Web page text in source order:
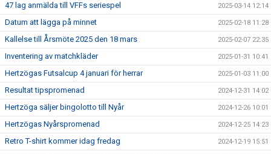
47 lag anmälda till VFFs seriespel 2025-03-14 12:14
Datum att lägga på minnet 2025-02-18 11:28
Kallelse till Årsmöte 2025 den 18 mars 2025-02-07 22:35
Inventering av matchkläder 2025-01-31 10:41
Hertzögas Futsalcup 4 januari för herrar 2025-01-03 11:00
Resultat tipspromenad 2024-12-31 14:02
Hertzöga säljer bingolotto till Nyår 2024-12-26 10:01
Hertzögas Nyårspromenad 2024-12-25 14:23
Retro T-shirt kommer idag fredag 2024-12-19 15:51